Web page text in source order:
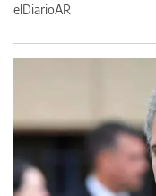
elDiarioAR